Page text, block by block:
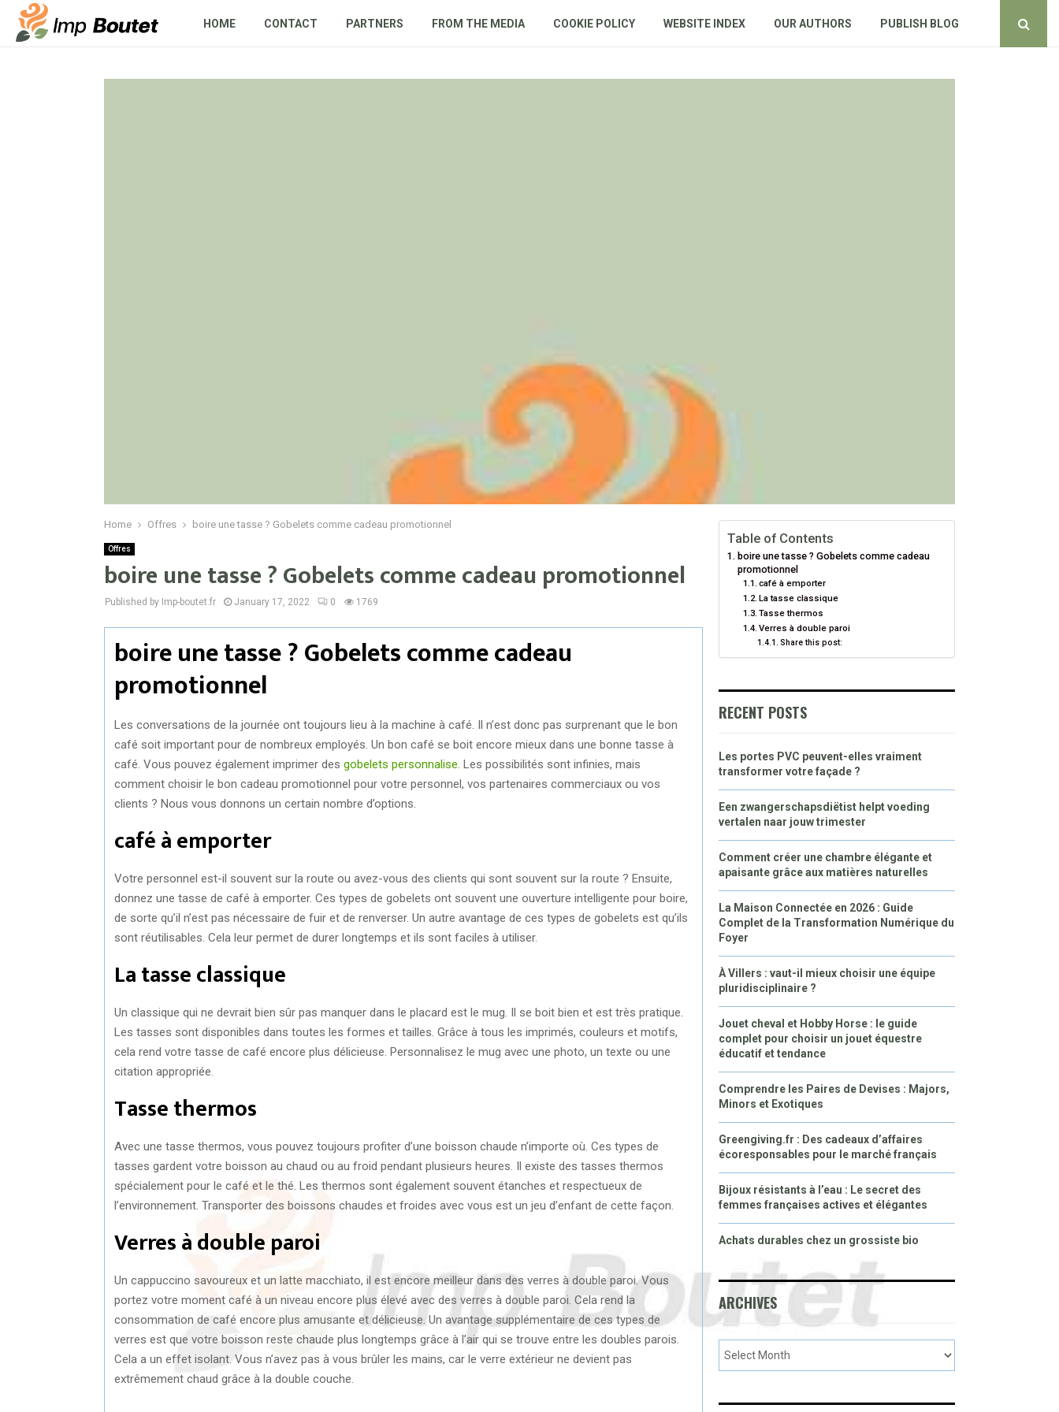
HOME CONTACT PARTNERS FROM THE MEDIA COOKIE POLICY WEBSITE INDEX OUR AUTHORS PUBLISH BLOG
Home Offres boire une tasse ? Gobelets comme cadeau promotionnel
Offres
boire une tasse ? Gobelets comme cadeau promotionnel
Published by Imp-boutet.fr January 17, 2022 0 1769
boire une tasse ? Gobelets comme cadeau
promotionnel
Les conversations de la journée ont toujours lieu à la machine à café. Il n’est donc pas surprenant que le bon
café soit important pour de nombreux employés. Un bon café se boit encore mieux dans une bonne tasse à
café. Vous pouvez également imprimer des gobelets personnalise . Les possibilités sont infinies, mais
comment choisir le bon cadeau promotionnel pour votre personnel, vos partenaires commerciaux ou vos
clients ? Nous vous donnons un certain nombre d’options.
café à emporter
Votre personnel est-il souvent sur la route ou avez-vous des clients qui sont souvent sur la route ? Ensuite,
donnez une tasse de café à emporter. Ces types de gobelets ont souvent une ouverture intelligente pour boire,
de sorte qu’il n’est pas nécessaire de fuir et de renverser. Un autre avantage de ces types de gobelets est qu’ils
sont réutilisables. Cela leur permet de durer longtemps et ils sont faciles à utiliser.
La tasse classique
Un classique qui ne devrait bien sûr pas manquer dans le placard est le mug. Il se boit bien et est très pratique.
Les tasses sont disponibles dans toutes les formes et tailles. Grâce à tous les imprimés, couleurs et motifs,
cela rend votre tasse de café encore plus délicieuse. Personnalisez le mug avec une photo, un texte ou une
citation appropriée.
Tasse thermos
Avec une tasse thermos, vous pouvez toujours profiter d’une boisson chaude n’importe où. Ces types de
tasses gardent votre boisson au chaud ou au froid pendant plusieurs heures. Il existe des tasses thermos
spécialement pour le café et le thé. Les thermos sont également souvent étanches et respectueux de
l’environnement. Transporter des boissons chaudes et froides avec vous est un jeu d’enfant de cette façon.
Verres à double paroi
Un cappuccino savoureux et un latte macchiato, il est encore meilleur dans des verres à double paroi. Vous
portez votre moment café à un niveau encore plus élevé avec des verres à double paroi. Cela rend la
consommation de café encore plus amusante et délicieuse. Un avantage supplémentaire de ces types de
verres est que votre boisson reste chaude plus longtemps grâce à l’air qui se trouve entre les doubles parois.
Cela a un effet isolant. Vous n’avez pas à vous brûler les mains, car le verre extérieur ne devient pas
extrêmement chaud grâce à la double couche.
Table of Contents
boire une tasse ? Gobelets comme cadeau
promotionnel
café à emporter
La tasse classique
Tasse thermos
Verres à double paroi
Share this post:
RECENT POSTS
Les portes PVC peuvent-elles vraiment
transformer votre façade ?
Een zwangerschapsdiëtist helpt voeding
vertalen naar jouw trimester
Comment créer une chambre élégante et
apaisante grâce aux matières naturelles
La Maison Connectée en 2026 : Guide
Complet de la Transformation Numérique du
Foyer
À Villers : vaut-il mieux choisir une équipe
pluridisciplinaire ?
Jouet cheval et Hobby Horse : le guide
complet pour choisir un jouet équestre
éducatif et tendance
Comprendre les Paires de Devises : Majors,
Minors et Exotiques
Greengiving.fr : Des cadeaux d’affaires
écoresponsables pour le marché français
Bijoux résistants à l’eau : Le secret des
femmes françaises actives et élégantes
Achats durables chez un grossiste bio
ARCHIVES